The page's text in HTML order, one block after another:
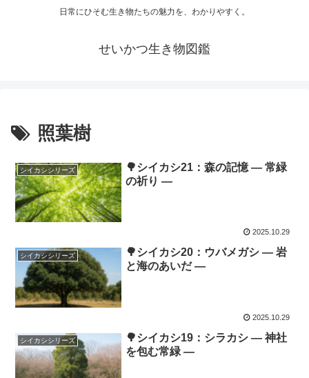
日常にひそむ生き物たちの魅力を、わかりやすく。
せいかつ生き物図鑑
照葉樹
シイカシシリーズ
🌳シイカシ21：森の記憶 ― 常緑
の祈り ―
2025.10.29
シイカシシリーズ
🌳シイカシ20：ウバメガシ ― 岩
と海のあいだ ―
2025.10.29
シイカシシリーズ
🌳シイカシ19：シラカシ ― 神社
を包む常緑 ―